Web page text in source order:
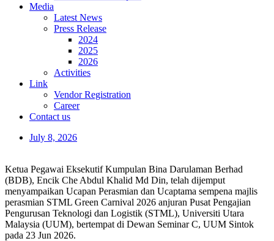
Media
Latest News
Press Release
2024
2025
2026
Activities
Link
Vendor Registration
Career
Contact us
July 8, 2026
Ketua Pegawai Eksekutif Kumpulan Bina Darulaman Berhad
(BDB), Encik Che Abdul Khalid Md Din, telah dijemput
menyampaikan Ucapan Perasmian dan Ucaptama sempena majlis
perasmian STML Green Carnival 2026 anjuran Pusat Pengajian
Pengurusan Teknologi dan Logistik (STML), Universiti Utara
Malaysia (UUM), bertempat di Dewan Seminar C, UUM Sintok
pada 23 Jun 2026.